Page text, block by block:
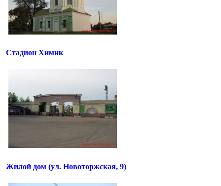
Стадион Химик
Жилой дом (ул. Новоторжская, 9)